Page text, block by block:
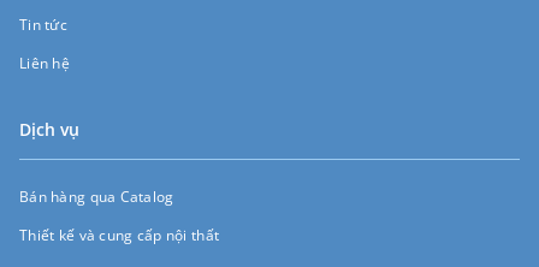
Tin tức
Liên hệ
Dịch vụ
Bán hàng qua Catalog
Thiết kế và cung cấp nội thất